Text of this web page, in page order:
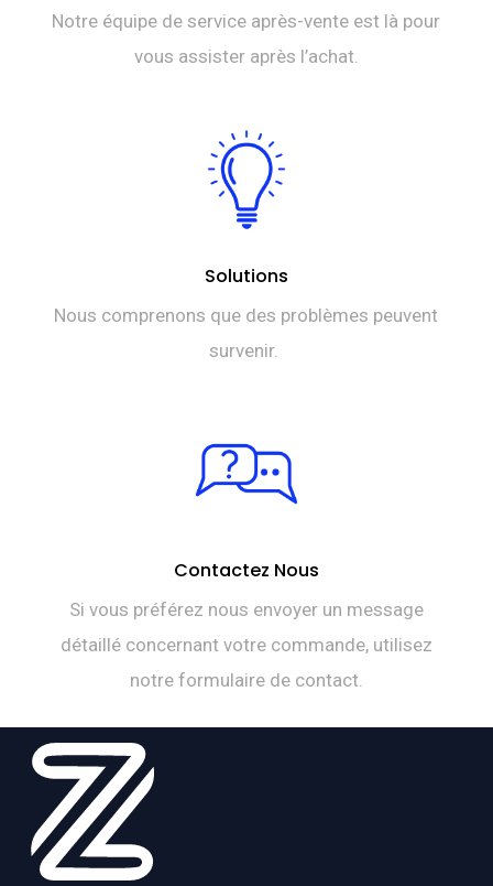
Notre équipe de service après-vente est là pour
vous assister après l’achat.
Solutions
Nous comprenons que des problèmes peuvent
survenir.
Contactez Nous
Si vous préférez nous envoyer un message
détaillé concernant votre commande, utilisez
notre formulaire de contact.